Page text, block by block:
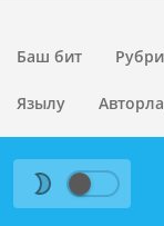
Баш бит
Язылу